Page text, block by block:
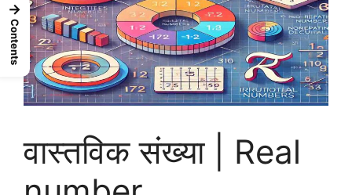
वास्तविक संख्या | Real
→
Contents